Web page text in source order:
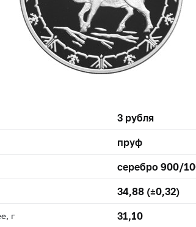
3 рубля
пруф
серебро 900/
34,88 (±0,32)
г 31,10